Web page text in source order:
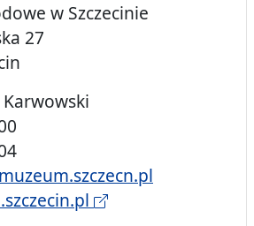
w Szczecinie
27